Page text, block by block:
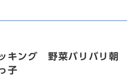
キング 野菜バリバリ朝
子